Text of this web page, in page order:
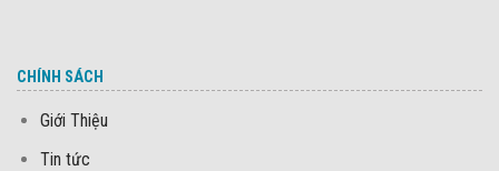
CHÍNH SÁCH
Giới Thiệu
Tin tức